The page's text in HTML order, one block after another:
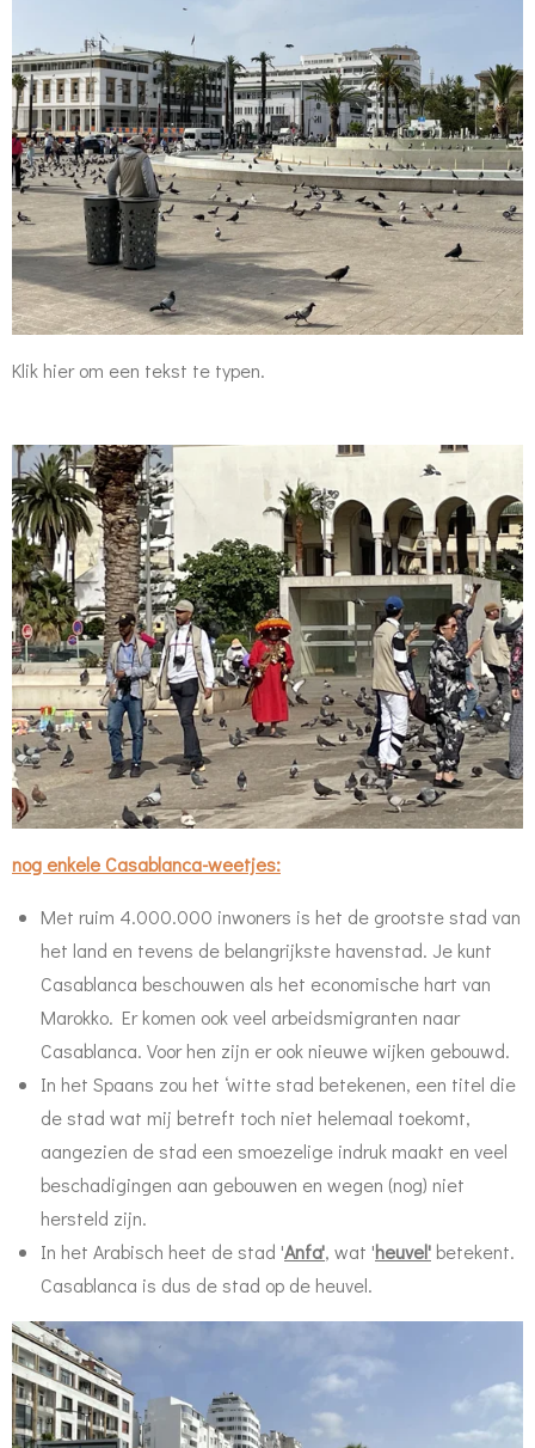
Klik hier om een tekst te typen.
nog enkele Casablanca-weetjes:
Met ruim 4.000.000 inwoners is het de grootste stad van
het land en tevens de belangrijkste havenstad. Je kunt
Casablanca beschouwen als het economische hart van
Marokko. Er komen ook veel arbeidsmigranten naar
Casablanca. Voor hen zijn er ook nieuwe wijken gebouwd.
In het Spaans zou het ‘witte stad betekenen, een titel die
de stad wat mij betreft toch niet helemaal toekomt,
aangezien de stad een smoezelige indruk maakt en veel
beschadigingen aan gebouwen en wegen (nog) niet
hersteld zijn.
In het Arabisch heet de stad 'Anfa', wat 'heuvel' betekent.
Casablanca is dus de stad op de heuvel.